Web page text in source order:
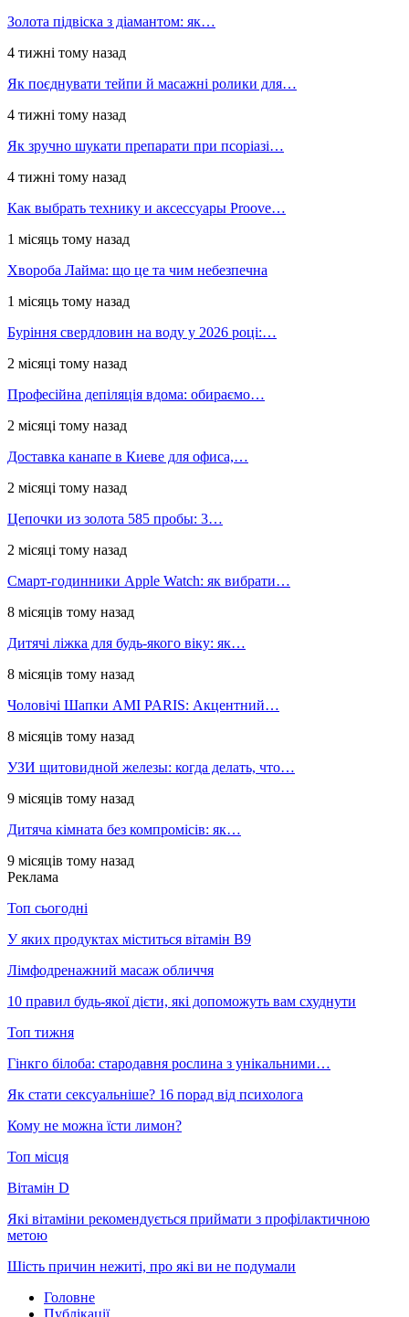
Золота підвіска з діамантом: як…
4 тижні тому назад
Як поєднувати тейпи й масажні ролики для…
4 тижні тому назад
Як зручно шукати препарати при псоріазі…
4 тижні тому назад
Как выбрать технику и аксессуары Proove…
1 місяць тому назад
Хвороба Лайма: що це та чим небезпечна
1 місяць тому назад
Буріння свердловин на воду у 2026 році:…
2 місяці тому назад
Професійна депіляція вдома: обираємо…
2 місяці тому назад
Доставка канапе в Киеве для офиса,…
2 місяці тому назад
Цепочки из золота 585 пробы: 3…
2 місяці тому назад
Смарт-годинники Apple Watch: як вибрати…
8 місяців тому назад
Дитячі ліжка для будь-якого віку: як…
8 місяців тому назад
Чоловічі Шапки AMI PARIS: Акцентний…
8 місяців тому назад
УЗИ щитовидной железы: когда делать, что…
9 місяців тому назад
Дитяча кімната без компромісів: як…
9 місяців тому назад
Реклама
Топ сьогодні
У яких продуктах міститься вітамін В9
Лімфодренажний масаж обличчя
10 правил будь-якої дієти, які допоможуть вам схуднути
Топ тижня
Гінкго білоба: стародавня рослина з унікальними…
Як стати сексуальніше? 16 порад від психолога
Кому не можна їсти лимон?
Топ місця
Вітамін D
Які вітаміни рекомендується приймати з профілактичною
метою
Шість причин нежиті, про які ви не подумали
Головне